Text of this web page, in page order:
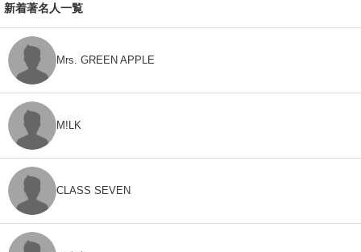
新着著名人一覧
Mrs. GREEN APPLE
M!LK
CLASS SEVEN